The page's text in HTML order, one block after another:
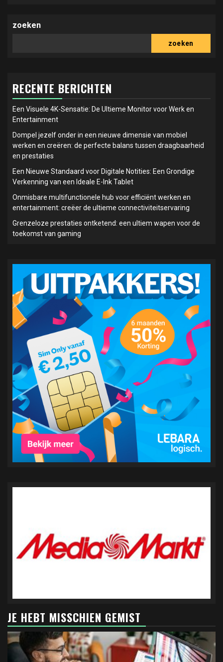
zoeken
zoeken
RECENTE BERICHTEN
Een Visuele 4K-Sensatie: De Ultieme Monitor voor Werk en
Entertainment
Dompel jezelf onder in een nieuwe dimensie van mobiel
werken en creëren: de perfecte balans tussen draagbaarheid
en prestaties
Een Nieuwe Standaard voor Digitale Notities: Een Grondige
Verkenning van een Ideale E-Ink Tablet
Onmisbare multifunctionele hub voor efficiënt werken en
entertainment: creëer de ultieme connectiviteitservaring
Grenzeloze prestaties ontketend: een ultiem wapen voor de
toekomst van gaming
JE HEBT MISSCHIEN GEMIST